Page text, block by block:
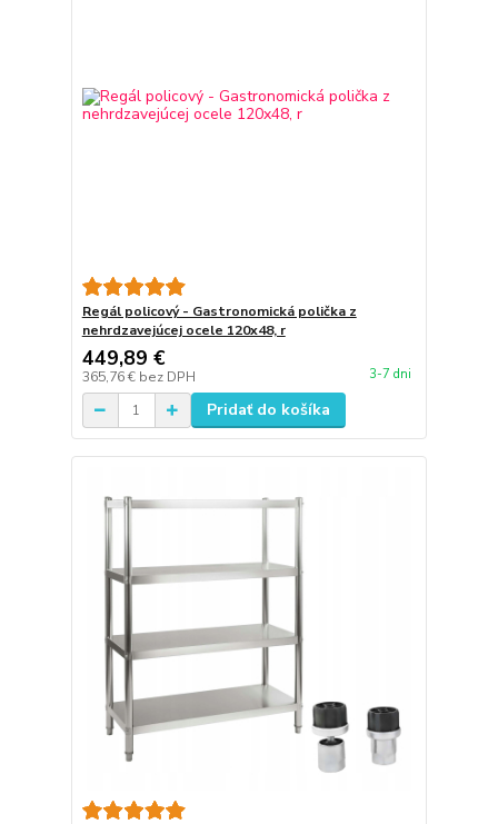
Regál policový - Gastronomická polička z
nehrdzavejúcej ocele 120x48, r
449,89 €
365,76 € bez DPH 3-7 dni
Pridať do košíka